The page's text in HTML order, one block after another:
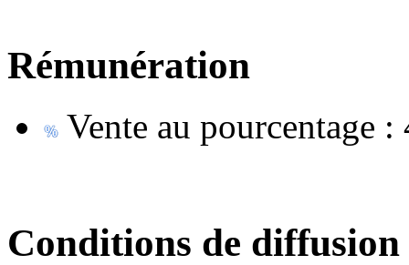
Rémunération
Vente au pourcentage :
Conditions de diffusion